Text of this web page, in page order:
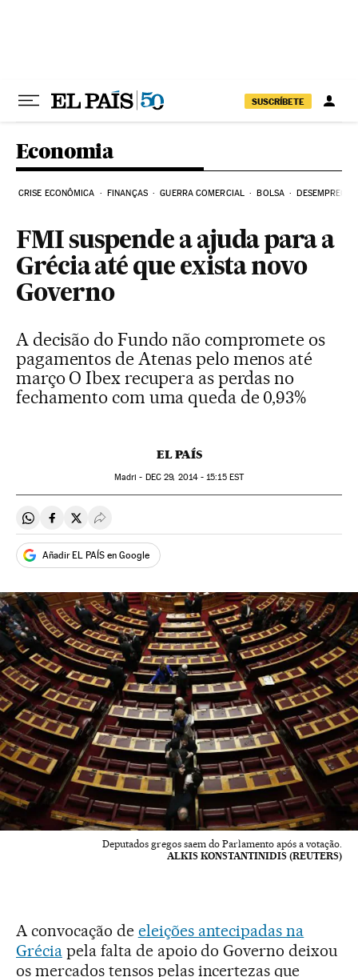
SUSCRÍBETE
Economia
CRISE ECONÔMICA FINANÇAS GUERRA COMERCIAL BOLSA DESEMPREGO
FMI suspende a ajuda para a
Grécia até que exista novo
Governo
A decisão do Fundo não compromete os
pagamentos de Atenas pelo menos até
março O Ibex recupera as perdas no
fechamento com uma queda de 0,93%
EL PAÍS
Madri - DEC 29, 2014 - 15:15EST
Compartir en Whatsapp
Compartir en Facebook
Compartir en Twitter
Desplegar Redes Sociales
Añadir EL PAÍS en Google
Deputados gregos saem do Parlamento após a votação.
ALKIS KONSTANTINIDIS (REUTERS)
A convocação de eleições antecipadas na
Gréciapela falta de apoio do Governo deixou
os mercados tensos pelas incertezas que